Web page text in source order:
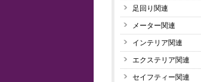
足回り関連
メーター関連
インテリア関連
エクステリア関連
セイフティー関連